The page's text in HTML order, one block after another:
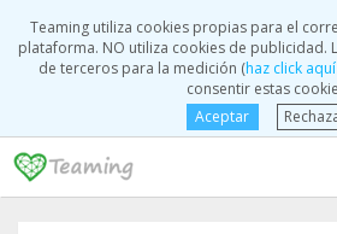
Teaming utiliza cookies propias para el
plataforma. NO utiliza cookies de publicidad.
de terceros para la medición (haz click
consentir estas
Aceptar